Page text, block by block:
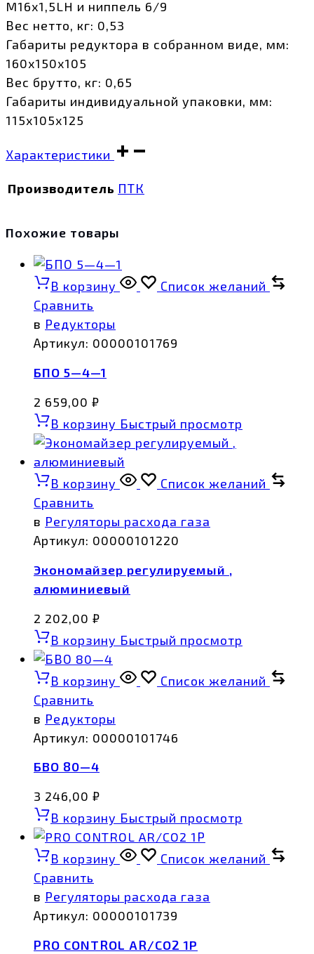
M16х1,5LH и ниппель 6/9
Вес нетто, кг: 0,53
Габариты редуктора в собранном виде, мм:
160х150х105
Вес брутто, кг: 0,65
Габариты индивидуальной упаковки, мм:
115х105х125
Характеристики
Производитель ПТК
Похожие товары
В корзину
Список желаний
Сравнить
в Редукторы
Артикул: 00000101769
БПО 5—4—1
2 659,00 ₽
В корзину Быстрый просмотр
В корзину
Список желаний
Сравнить
в Регуляторы расхода газа
Артикул: 00000101220
Экономайзер регулируемый ,
алюминиевый
2 202,00 ₽
В корзину Быстрый просмотр
В корзину
Список желаний
Сравнить
в Редукторы
Артикул: 00000101746
БВО 80—4
3 246,00 ₽
В корзину Быстрый просмотр
В корзину
Список желаний
Сравнить
в Регуляторы расхода газа
Артикул: 00000101739
PRO CONTROL AR/CO2 1Р